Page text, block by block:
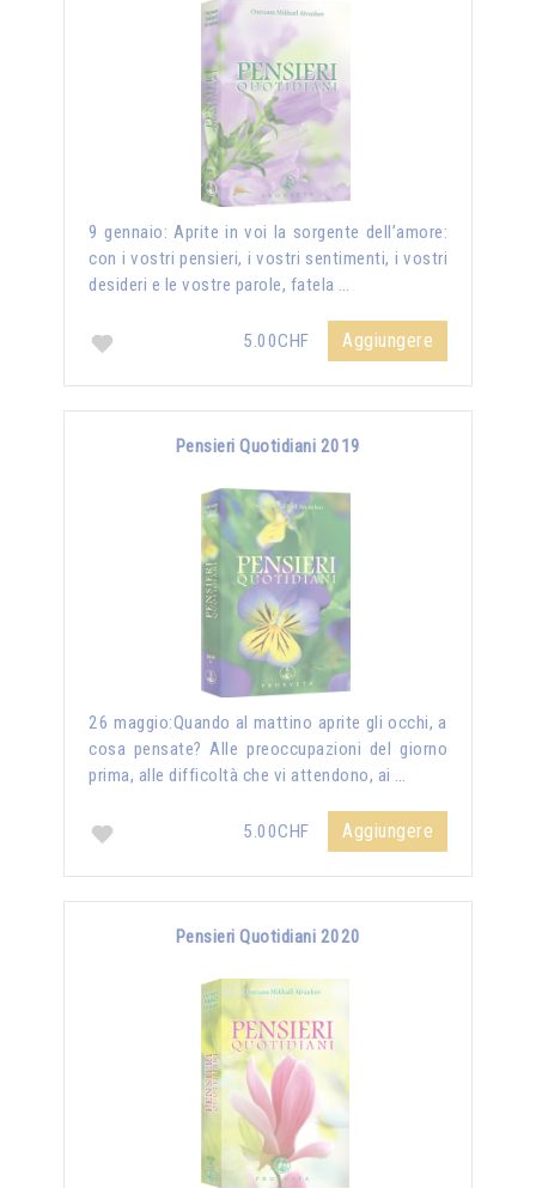
9 gennaio: Aprite in voi la sorgente dell’amore:
con i vostri pensieri, i vostri sentimenti, i vostri
desideri e le vostre parole, fatela …
5.00CHF Aggiungere
Pensieri Quotidiani 2019
26 maggio:Quando al mattino aprite gli occhi, a
cosa pensate? Alle preoccupazioni del giorno
prima, alle difficoltà che vi attendono, ai …
5.00CHF Aggiungere
Pensieri Quotidiani 2020